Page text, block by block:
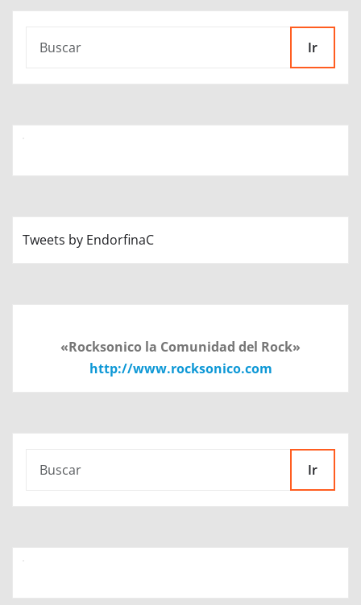
Ir
Tweets by EndorfinaC
«Rocksonico la Comunidad del Rock»
http://www.rocksonico.com
Ir